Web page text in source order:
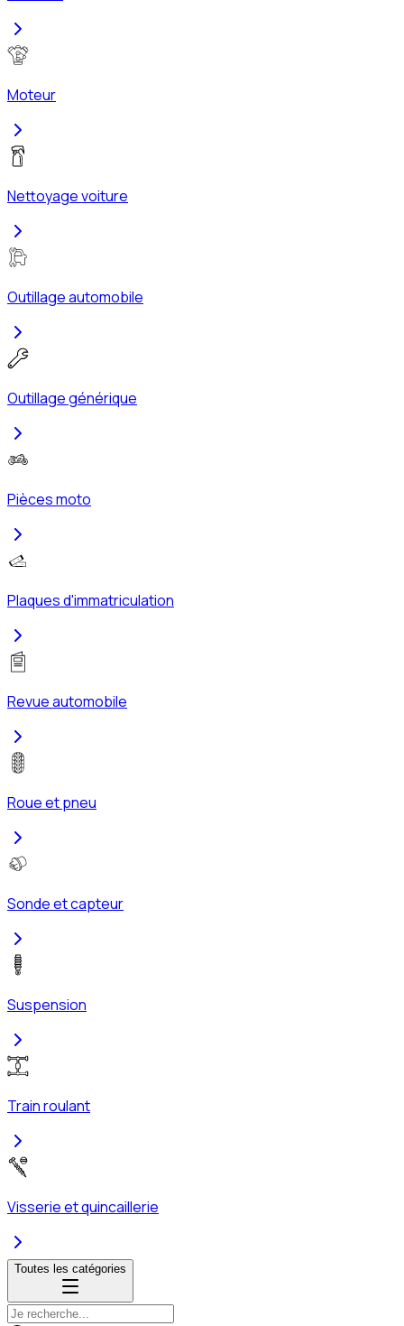
Moteur
Nettoyage voiture
Outillage automobile
Outillage générique
Pièces moto
Plaques d'immatriculation
Revue automobile
Roue et pneu
Sonde et capteur
Suspension
Train roulant
Visserie et quincaillerie
Toutes les catégories